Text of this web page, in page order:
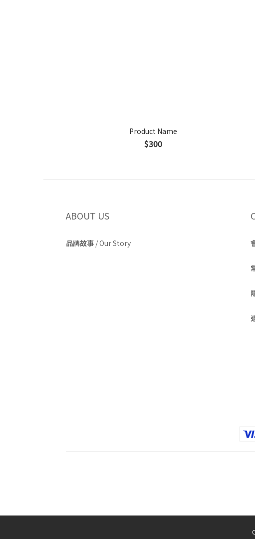
Product Name
$300
ABOUT US
品牌故事 /Our Story